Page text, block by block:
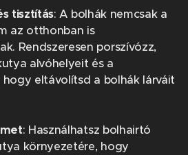
tisztítás: A bolhák nemcsak a
az otthonban is
Rendszeresen porszívózz,
alvóhelyeit és a
eltávolítsd a bolhák lárváit
: Használhatsz bolhairtó
környezetére, hogy